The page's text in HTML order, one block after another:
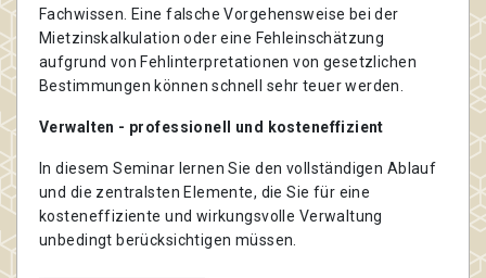
Fachwissen. Eine falsche Vorgehensweise bei der
Mietzinskalkulation oder eine Fehleinschätzung
aufgrund von Fehlinterpretationen von gesetzlichen
Bestimmungen können schnell sehr teuer werden.
Verwalten - professionell und kosteneffizient
In diesem Seminar lernen Sie den vollständigen Ablauf
und die zentralsten Elemente, die Sie für eine
kosteneffiziente und wirkungsvolle Verwaltung
unbedingt berücksichtigen müssen.